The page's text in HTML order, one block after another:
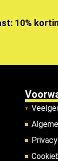
10%